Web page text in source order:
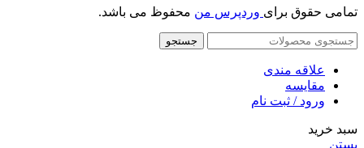
تمامی حقوق برای وردپرس من محفوظ می باشد.
جستجو
علاقه مندی
مقایسه
ورود / ثبت نام
سبد خرید
بستن